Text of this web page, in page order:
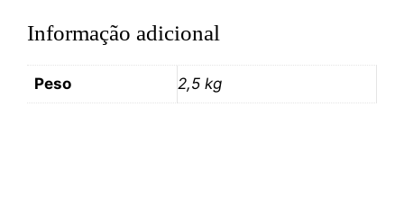
Informação adicional
Peso 2,5 kg